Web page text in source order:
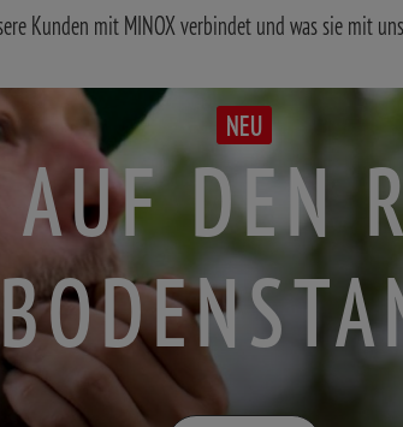
Kunden mit MINOX verbindet und was sie mit
NEU
DEN